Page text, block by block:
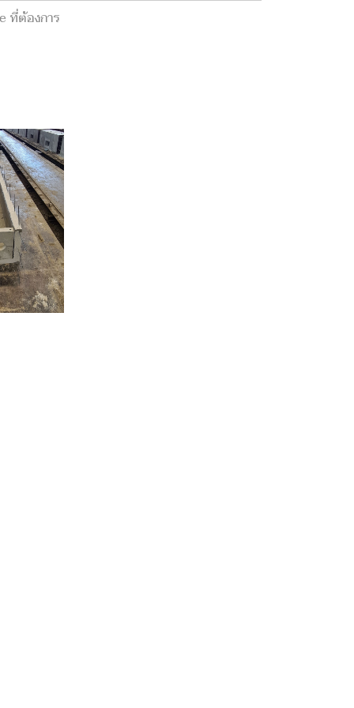
ที่ต้องการ